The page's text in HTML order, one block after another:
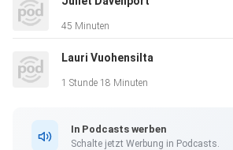
45 Minuten
Lauri Vuohensilta
1 Stunde 18 Minuten
In Podcasts werben
Schalte jetzt Werbung in Podcasts.